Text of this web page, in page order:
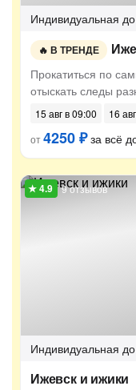
Индивидуальная
В ТРЕНДЕ
Прокатиться по
отыскать следы
15 авг в 09:00
16
от4250 ₽за всё
9 отзывов
Индивидуальная
Ижевск и ижики